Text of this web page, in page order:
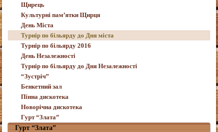
Щирець
Культурні пам’ятки Щирця
День Міста
Турнір по більярду до Дня міста
Турнір по більярду 2016
День Незалежності
Турнір по більярду до Дня Незалежності
“Зустріч”
Бенкетний зал
Пінна дискотека
Новорічна дискотека
Гурт “Злата”
Гурт “Злата”